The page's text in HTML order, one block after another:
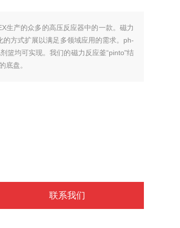
生产的众多的高压反应器中的一款。磁力
方式扩展以满足多领域应用的需求。ph-
篮均可实现。我们的磁力反应釜“pinto"结
底盘。
联系我们